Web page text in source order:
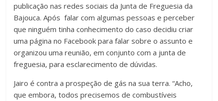
publicação nas redes sociais da Junta de Freguesia da
Bajouca. Após falar com algumas pessoas e perceber
que ninguém tinha conhecimento do caso decidiu criar
uma página no Facebook para falar sobre o assunto e
organizou uma reunião, em conjunto com a junta de
freguesia, para esclarecimento de dúvidas.
Jairo é contra a prospeção de gás na sua terra. “Acho,
que embora, todos precisemos de combustíveis